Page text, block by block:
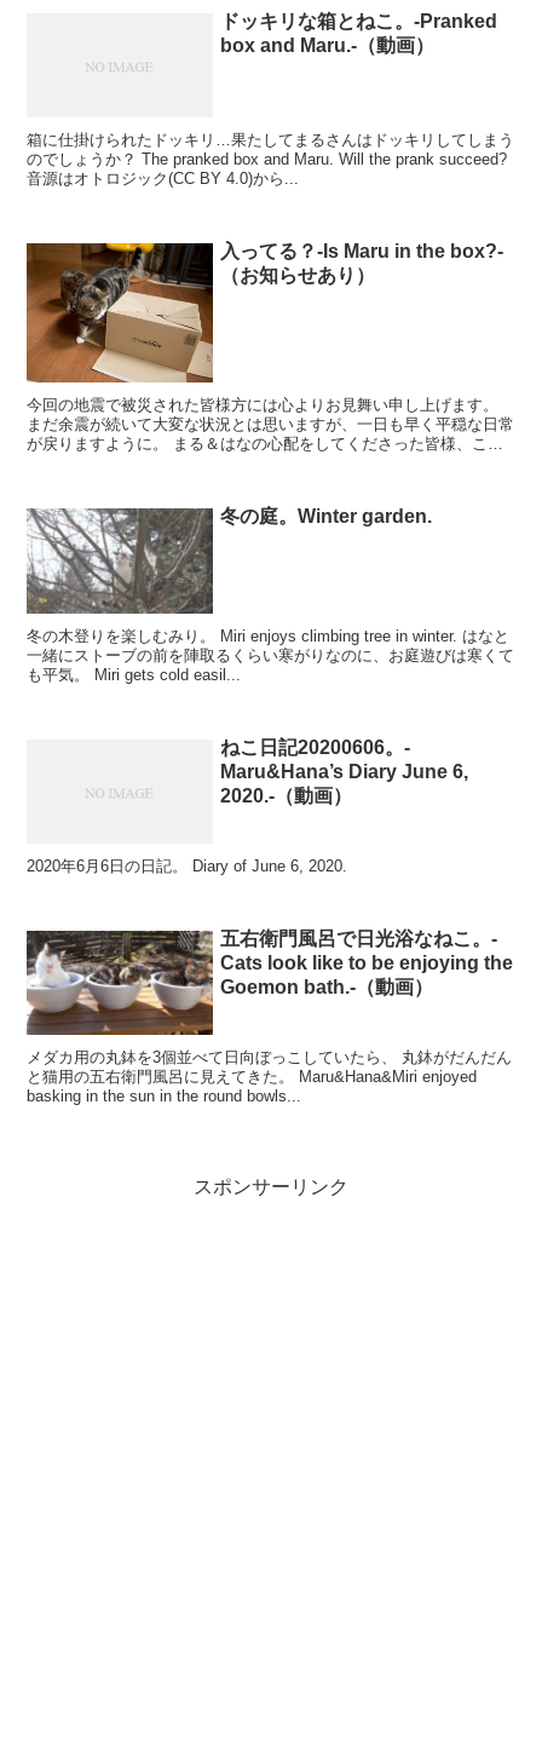
ドッキリな箱とねこ。-Pranked
box and Maru.-（動画）
箱に仕掛けられたドッキリ…果たしてまるさんはドッキリしてしまう
のでしょうか？ The pranked box and Maru. Will the prank succeed?
音源はオトロジック(CC BY 4.0)から...
入ってる？-Is Maru in the box?-
（お知らせあり）
今回の地震で被災された皆様方には心よりお見舞い申し上げます。
まだ余震が続いて大変な状況とは思いますが、一日も早く平穏な日常
が戻りますように。 まる＆はなの心配をしてくださった皆様、こち
冬の庭。Winter garden.
冬の木登りを楽しむみり。 Miri enjoys climbing tree in winter. はなと
一緒にストーブの前を陣取るくらい寒がりなのに、お庭遊びは寒くて
も平気。 Miri gets cold easil...
ねこ日記20200606。-
Maru&Hana’s Diary June 6,
2020.-（動画）
2020年6月6日の日記。 Diary of June 6, 2020.
五右衛門風呂で日光浴なねこ。-
Cats look like to be enjoying the
Goemon bath.-（動画）
メダカ用の丸鉢を3個並べて日向ぼっこしていたら、 丸鉢がだんだん
と猫用の五右衛門風呂に見えてきた。 Maru&Hana&Miri enjoyed
basking in the sun in the round bowls...
スポンサーリンク